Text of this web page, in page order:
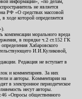
информации», «по делам,
не является
РФ «О средствах массовой
ходе которой определяется
морального вреда
в порядке ч.2 ст.152 ГК
Хабаровского
И.И.Куликовой,
Редакция не вступает в
и комментариев. За них
и авторы. Комментарии на
в электронное периодическое
несут авторы.
«Опросы общественного